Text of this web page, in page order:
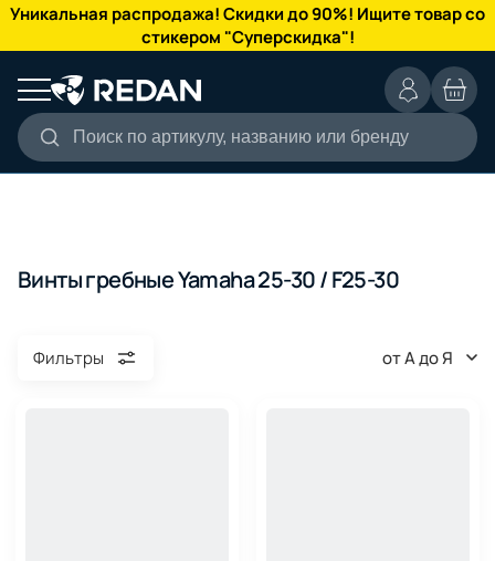
Уникальная распродажа! Скидки до 90%! Ищите товар со
стикером "Суперскидка"!
Поиск по артикулу, названию или бренду
КАТАЛОГ
Винты гребные Yamaha 25-30 / F25-30
Фильтры от А до Я